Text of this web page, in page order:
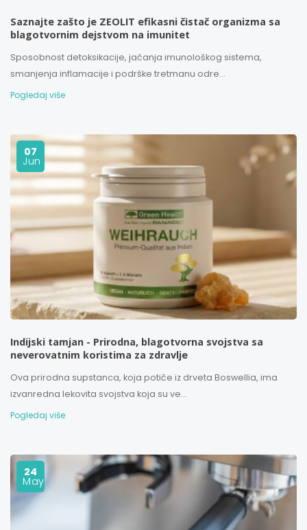
Saznajte zašto je ZEOLIT efikasni čistač organizma sa
blagotvornim dejstvom na imunitet
Sposobnost detoksikacije, jačanja imunološkog sistema,
smanjenja inflamacije i podrške tretmanu odre...
Pogledaj više
07
Jun
Indijski tamjan - Prirodna, blagotvorna svojstva sa
neverovatnim koristima za zdravlje
Ova prirodna supstanca, koja potiče iz drveta Boswellia, ima
izvanredna lekovita svojstva koja su ve...
Pogledaj više
24
May